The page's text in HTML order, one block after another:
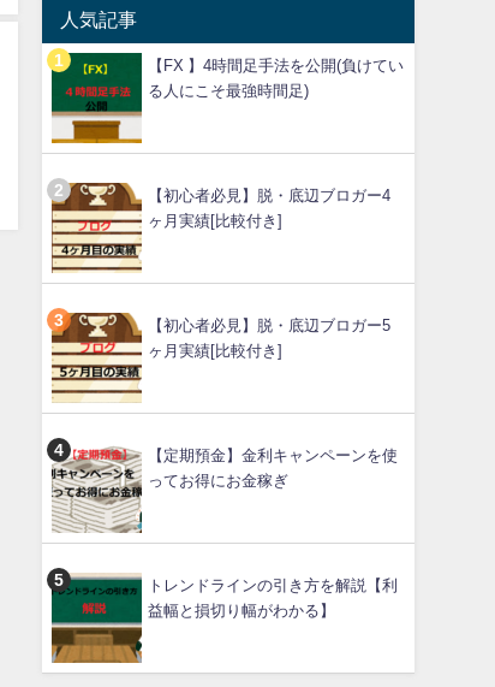
人気記事
【FX 】4時間足手法を公開(負けてい
る人にこそ最強時間足)
【初心者必見】脱・底辺ブロガー4
ヶ月実績[比較付き]
【初心者必見】脱・底辺ブロガー5
ヶ月実績[比較付き]
【定期預金】金利キャンペーンを使
ってお得にお金稼ぎ
トレンドラインの引き方を解説【利
益幅と損切り幅がわかる】